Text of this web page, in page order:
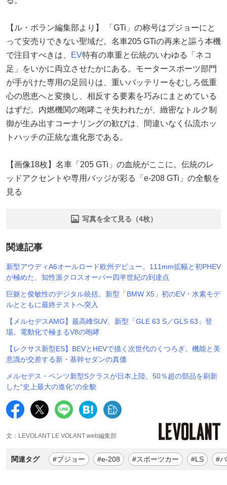
【ル・ボラン編集部より】 「GTi」の称号はプジョーにと
って安売りできない聖域だ。名車205 GTiの再来と謳う本機
で注目すべきは、
EV特有の車重と伝統のいわゆる「ネコ
足」をいかに両立させたかにある。モータースポーツ部門
が手がけた専用の足回りは、重いバッテリーをむしろ低重
心の恩恵へと変換し、相反する要素を巧みにまとめている
はずだ。内燃機関の咆哮こそ失われたが、緻密なトルク制
御が生み出すコーナリングの歓びは、間違いなく仏流ホッ
トハッチの正統な進化形である。
【画像18枚】名車「205 GTi」の血統がここに。伝統のレ
ッドアクセントや専用バッジが彩る「e-208 GTi」の全貌を
見る
写真を全て見る（4枚）
関連記事
新型アウディA6オールロード欧州デビュー。111mm拡幅と初PHEV
が極めた、知性派クロスオーバー四半世紀の到達点
巨躯と俊敏性のデジタル統括。新型「BMW X5」初のEV・水素モデ
ルとともに最終テストへ突入
【メルセデスAMG】最高峰SUV、新型「GLE 63 S／GLS 63」登
場。電動化で極まるV8の咆哮
【レクサス新型ES】BEVとHEVで描く次世代のくつろぎ。機能と美
意識が交差する新・基幹セダンの真価
メルセデス・ベンツ新型Sクラスが日本上陸。50％超の部品を刷新
した“史上最大の進化”の全貌
文：LEVOLANT LE VOLANT web編集部
関連タグ #プジョー #e-208 #スポーツカー #LS #